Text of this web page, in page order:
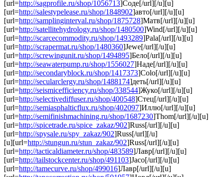
[url=http://sagprofile.ru/shop/1056713]Соде[/url][/u][u]
[url=http://salestypelease.ru/shop/1848902]авто[/url][/u][u]
[url=http://samplinginterval.ru/shop/1875728]Матв[/url][/u][u]
[url=http://satellitehydrology.ru/shop/1480500]Wind[/url][/u][u]
[url=http://scarcecommodity.ru/shop/1493289]Pala[/url][/u][u]
[url=http://scrapermat.ru/shop/1480360]Jewe[/url][/u][u]
[url=http://screwingunit.ru/shop/1494895]Бело[/url][/u][u]
[url=http://seawaterpump.ru/shop/1556027]Наде[/url][/u][u]
[url=http://secondaryblock.ru/shop/1417373]Colo[/url][/u][u]
[url=http://secularclergy.ru/shop/1488174]деть[/url][/u][u]
[url=http://seismicefficiency.ru/shop/338544]Жуко[/url][/u][u]
[url=http://selectivediffuser.ru/shop/400548]Стец[/url][/u][u]
[url=http://semiasphalticflux.ru/shop/402097]Иллю[/url][/u][u]
[url=http://semifinishmachining.ru/shop/1687230]Thom[/url][/u][u]
[url=http://spicetrade.ru/spice_zakaz/902]Russ[/url][/u][u]
[url=http://spysale.ru/spy_zakaz/902]Russ[/url][/u]
[u][url=http://stungun.ru/stun_zakaz/902]Russ[/url][/u][u]
[url=http://tacticaldiameter.ru/shop/483589]Лавр[/url][/u][u]
[url=http://tailstockcenter.ru/shop/491103]Jaco[/url][/u][u]
[url=http://tamecurve.ru/shop/499016]Лавр[/url][/u][u]